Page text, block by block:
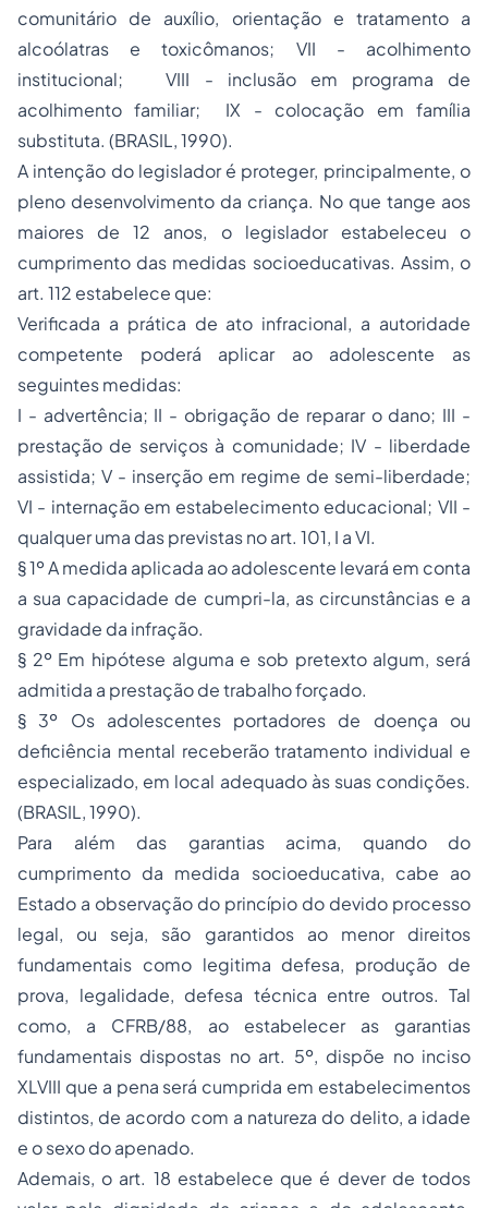
comunitário de auxílio, orientação e tratamento a
alcoólatras e toxicômanos; VII - acolhimento
institucional; VIII - inclusão em programa de
acolhimento familiar; IX - colocação em família
substituta. (BRASIL, 1990).
A intenção do legislador é proteger, principalmente, o
pleno desenvolvimento da criança. No que tange aos
maiores de 12 anos, o legislador estabeleceu o
cumprimento das medidas socioeducativas. Assim, o
art. 112 estabelece que:
Verificada a prática de ato infracional, a autoridade
competente poderá aplicar ao adolescente as
seguintes medidas:
I - advertência; II - obrigação de reparar o dano; III -
prestação de serviços à comunidade; IV - liberdade
assistida; V - inserção em regime de semi-liberdade;
VI - internação em estabelecimento educacional; VII -
qualquer uma das previstas no art. 101, I a VI.
§ 1º A medida aplicada ao adolescente levará em conta
a sua capacidade de cumpri-la, as circunstâncias e a
gravidade da infração.
§ 2º Em hipótese alguma e sob pretexto algum, será
admitida a prestação de trabalho forçado.
§ 3º Os adolescentes portadores de doença ou
deficiência mental receberão tratamento individual e
especializado, em local adequado às suas condições.
(BRASIL, 1990).
Para além das garantias acima, quando do
cumprimento da medida socioeducativa, cabe ao
Estado a observação do princípio do devido processo
legal, ou seja, são garantidos ao menor direitos
fundamentais como legitima defesa, produção de
prova, legalidade, defesa técnica entre outros. Tal
como, a CFRB/88, ao estabelecer as garantias
fundamentais dispostas no art. 5º, dispõe no inciso
XLVIII que a pena será cumprida em estabelecimentos
distintos, de acordo com a natureza do delito, a idade
e o sexo do apenado.
Ademais, o art. 18 estabelece que é dever de todos